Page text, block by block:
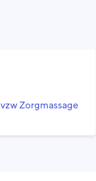
vzw Zorgmassage